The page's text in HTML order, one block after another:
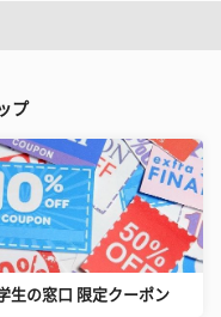
プ
生の窓口 限定クーポン